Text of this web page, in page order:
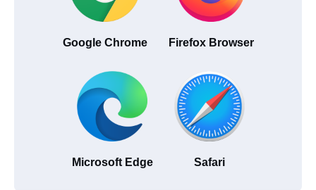
Google Chrome Firefox Browser
Microsoft Edge Safari